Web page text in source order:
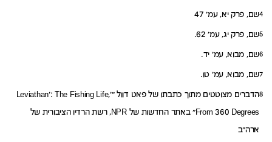
4שם, פרק יא, עמ' 47
5שם, פרק יג, עמ' 62.
6שם, מבוא, עמ' יד.
7שם, מבוא, עמ' טו.
8הדברים מצוטטים מתוך כתבתו של פאט דוול "'Leviathan': The Fishing Life,
From 360 Degrees" באתר החדשות של NPR, רשת הרדיו הציבורית של
ארה"ב